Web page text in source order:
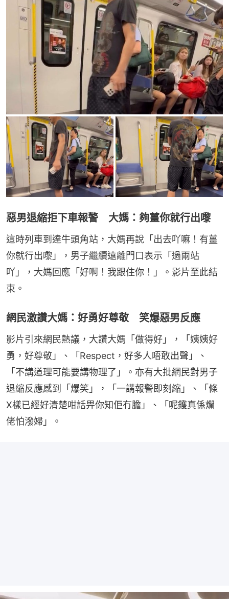
惡男退縮拒下車報警 大媽：夠薑你就行出嚟
這時列車到達牛頭角站，大媽再說「出去吖嘛！有薑
你就行出嚟」，男子繼續遠離門口表示「過兩站
吖」，大媽回應「好啊！我跟住你！」。影片至此結
束。
網民激讚大媽：好勇好尊敬 笑爆惡男反應
影片引來網民熱議，大讚大媽「做得好」，「姨姨好
勇，好尊敬」、「Respect，好多人唔敢出聲」、
「不講道理可能要講物理了」。亦有大批網民對男子
退縮反應感到「爆笑」，「一講報警即刻縮」、「條
X樣已經好清楚咁話畀你知佢冇膽」、「呢鑊真係爛
佬怕潑婦」。